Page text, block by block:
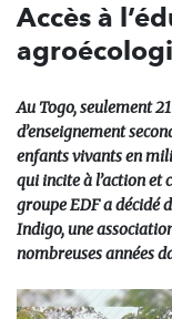
Accès à
Au Togo, seulement
d’enseignement
enfants vivants en
qui incite à l’action et
groupe EDF a décidé
Indigo, une
nombreuses années